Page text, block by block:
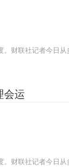
财联社记者今日
会运
财联社记者今日